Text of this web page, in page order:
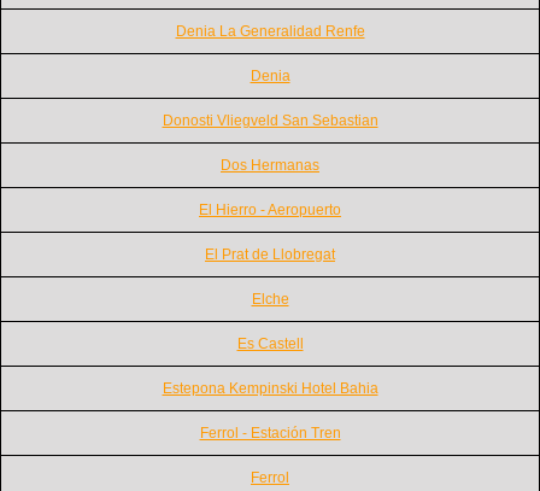
Denia La Generalidad Renfe
Denia
Donosti Vliegveld San Sebastian
Dos Hermanas
El Hierro - Aeropuerto
El Prat de Llobregat
Elche
Es Castell
Estepona Kempinski Hotel Bahia
Ferrol - Estación Tren
Ferrol